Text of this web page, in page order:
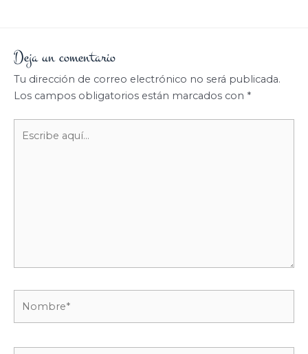
Deja un comentario
Tu dirección de correo electrónico no será publicada.
Los campos obligatorios están marcados con *
aquí...